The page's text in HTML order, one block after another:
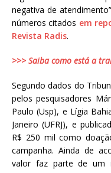
negativa de
números citados em
Revista Radis.
>>> Saiba como está a
Segundo dados do
pelos pesquisadores
Paulo (Usp), e Lígia
Janeiro (UFRJ), e
R$ 250 mil como
campanha. Ainda de
valor faz parte de um